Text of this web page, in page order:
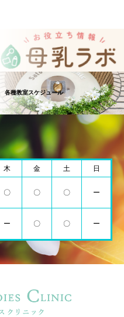
各種教室スケジュール
木 金 土 日
〇 〇 〇 ー
ー 〇 〇 ー